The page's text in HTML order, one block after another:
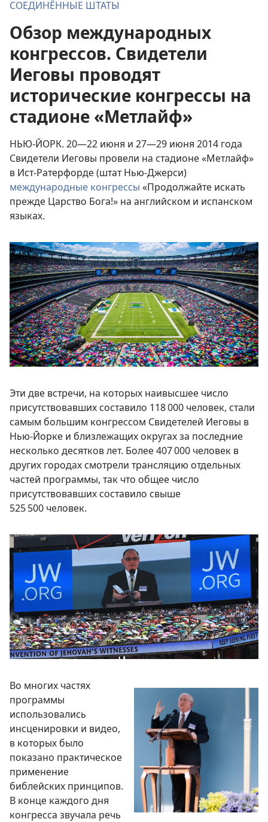
СОЕДИНЁННЫЕ ШТАТЫ
Обзор международных
конгрессов. Свидетели
Иеговы проводят
исторические конгрессы на
стадионе «Метлайф»
НЬЮ-ЙОРК. 20—22 июня и 27—29 июня 2014 года
Свидетели Иеговы провели на стадионе «Метлайф»
в Ист-Ратерфорде (штат Нью-Джерси)
международные конгрессы «Продолжайте искать
прежде Царство Бога!» на английском и испанском
языках.
Эти две встречи, на которых наивысшее число
присутствовавших составило 118 000 человек, стали
самым большим конгрессом Свидетелей Иеговы в
Нью-Йорке и близлежащих округах за последние
несколько десятков лет. Более 407 000 человек в
других городах смотрели трансляцию отдельных
частей программы, так что общее число
присутствовавших составило свыше
525 500 человек.
Во многих частях
программы
использовались
инсценировки и видео,
в которых было
показано практическое
применение
библейских принципов.
В конце каждого дня
конгресса звучала речь